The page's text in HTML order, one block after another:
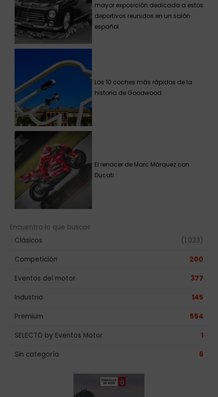
mayor exposición dedicada a estos
deportivos reunidos en un salón
español
Los 10 coches más rápidos de la
historia de Goodwood
El renacer de Marc Márquez con
Ducati
Encuentra lo que buscas
Clásicos
(1.023)
Competición 200
Eventos del motor 377
Industria 145
Premium 554
SELECTO by Eventos Motor 1
Sin categoría 6